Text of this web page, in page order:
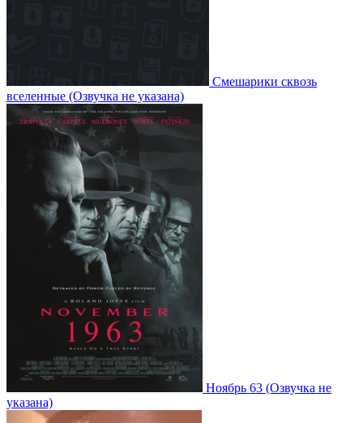
Смешарики сквозь
вселенные (Озвучка не указана)
Ноябрь 63 (Озвучка не
указана)